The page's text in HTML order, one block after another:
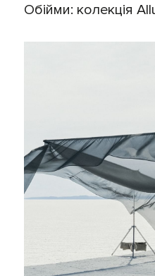
Обійми: колекція